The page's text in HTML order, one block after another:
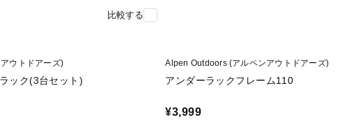
比較する
ウトドアーズ)
ック(3台セット)
Alpen Outdoors (アルペンアウトドアーズ)
アンダーラックフレーム110
¥3,999